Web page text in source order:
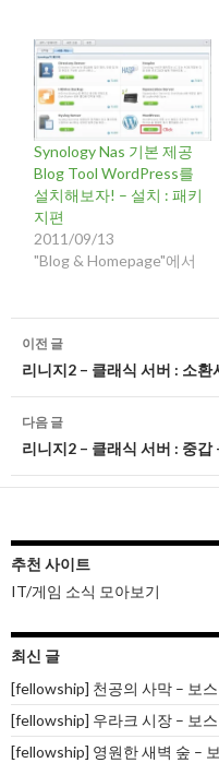
Synology Nas 기본 제공
Blog Tool WordPress를
설치해보자! – 설치 : 패키
지편
2011/09/13
"Blog & Homepage"에서
글
네
비
게
이
이전 글
리니지2 – 클래식 서버 : 소환
다음 글
리니지2 – 클래식 서버 : 중
추천 사이트
IT/게임 소식 모아보기
최신 글
[fellowship] 천공의 사막 – 보
[fellowship] 우라크 시장 – 보
[fellowship] 영원한 새벽 숲 –